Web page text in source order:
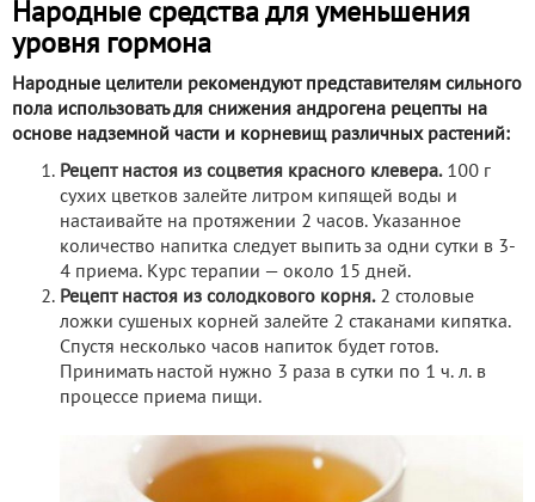
Народные средства для уменьшения
уровня гормона
Народные целители рекомендуют представителям сильного
пола использовать для снижения андрогена рецепты на
основе надземной части и корневищ различных растений:
Рецепт настоя из соцветия красного клевера.100 г
сухих цветков залейте литром кипящей воды и
настаивайте на протяжении 2 часов. Указанное
количество напитка следует выпить за одни сутки в 3-
4 приема. Курс терапии — около 15 дней.
Рецепт настоя из солодкового корня.2 столовые
ложки сушеных корней залейте 2 стаканами кипятка.
Спустя несколько часов напиток будет готов.
Принимать настой нужно 3 раза в сутки по 1 ч. л. в
процессе приема пищи.